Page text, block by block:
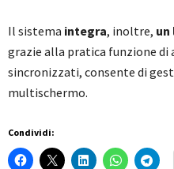
Il sistema integra, inoltre, un
grazie alla pratica funzione
sincronizzati, consente di
multischermo.
Condividi: